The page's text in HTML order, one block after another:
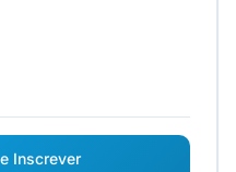
Inscrever